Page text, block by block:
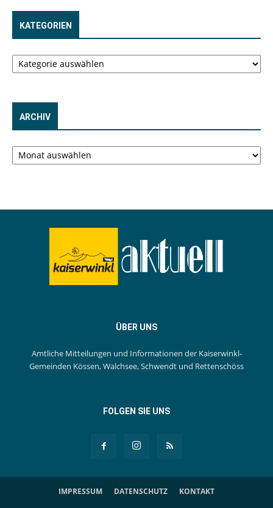
KATEGORIEN
Kategorien
ARCHIV
Archiv
ÜBER UNS
Amtliche Mitteilungen und Informationen der Kaiserwinkl-
Gemeinden Kössen, Walchsee, Schwendt und Rettenschöss
FOLGEN SIE UNS
IMPRESSUM DATENSCHUTZ KONTAKT